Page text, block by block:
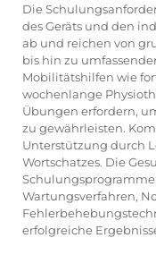
Die
des Geräts und den
ab und reichen von
bis hin zu
Mobilitätshilfen wie
wochenlange
Übungen erfordern,
zu gewährleisten.
Unterstützung durch
Wortschatzes. Die
Wartungsverfahren,
erfolgreiche